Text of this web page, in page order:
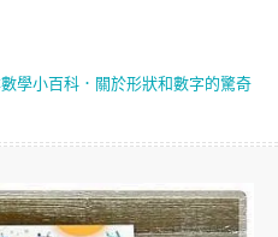
學小百科．關於形狀和數字的驚奇